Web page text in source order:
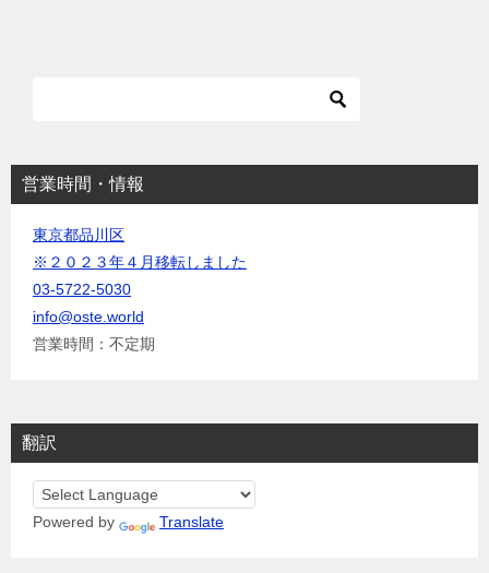
営業時間・情報
東京都品川区
※２０２３年４月移転しました
03-5722-5030
info@oste.world
営業時間：不定期
翻訳
Powered by Translate